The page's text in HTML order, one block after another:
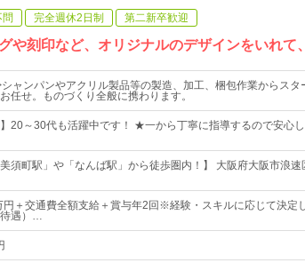
問 完全週休2日制 第二新卒歓迎
刻印など、オリジナルのデザインをいれて
ャンパンやアクリル製品等の製造、加工、梱包作業からスタ
任せ。ものづくり全般に携わります。
20～30代も活躍中です！ ★一から丁寧に指導するので安心
須町駅」や「なんば駅」から徒歩圏内！】 大阪府大阪市浪速
円＋交通費全額支給＋賞与年2回※経験・スキルに応じて決定
待遇）…